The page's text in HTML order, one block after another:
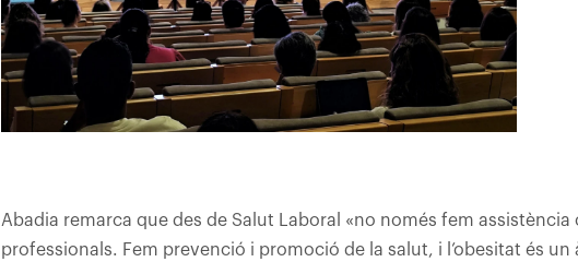
Abadia remarca que des de Salut Laboral «no només fem
professionals. Fem prevenció i promoció de la salut, i l’obesitat és